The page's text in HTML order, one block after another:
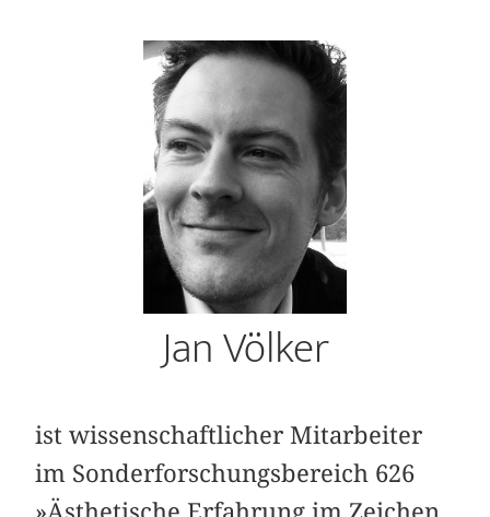
Jan Völker
ist wissenschaftlicher Mitarbeiter
im Sonderforschungsbereich 626